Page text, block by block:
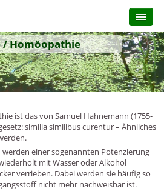
/ Homöopathie
ist das von Samuel Hahnemann (1755-
similia similibus curentur – Ähnliches
einer sogenannten Potenzierung
mit Wasser oder Alkohol
verrieben. Dabei werden sie häufig so
nicht mehr nachweisbar ist.